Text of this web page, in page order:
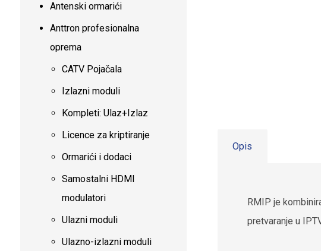
Opis
RMIP je
pretvaranje u
Antenski ormarići
Anttron profesionalna
oprema
CATV Pojačala
Izlazni moduli
Kompleti: Ulaz+Izlaz
Licence za kriptiranje
Ormarići i dodaci
Samostalni HDMI
modulatori
Ulazni moduli
Ulazno-izlazni moduli